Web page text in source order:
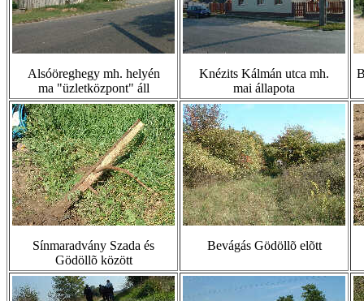
Alsóöreghegy mh. helyén
ma "üzletközpont" áll
Knézits Kálmán utca mh.
mai állapota
Sínmaradvány Szada és
Gödöllõ között
Bevágás Gödöllõ elõtt